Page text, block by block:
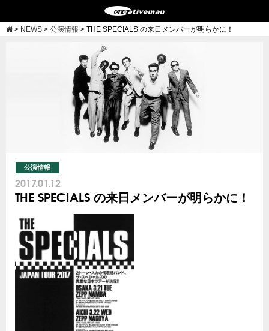
> NEWS > 公演情報 > THE SPECIALS の来日メンバーが明らかに！
公演情報
2017.01.12
THE SPECIALS の来日メンバーが明らかに！